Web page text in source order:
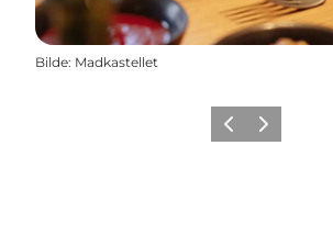
Bilde: Madkastellet
ForrigeNeste